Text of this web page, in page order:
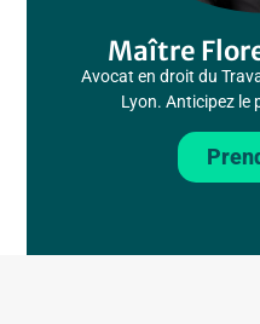
Maître
Avocat en droit du
Lyon. Anticipez le